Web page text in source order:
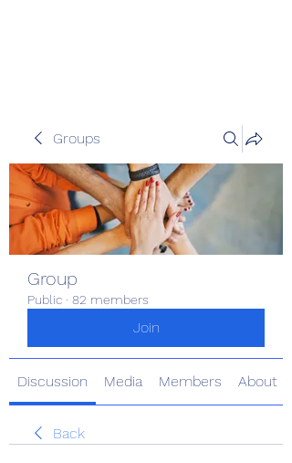
Groups
Group
Public · 82 members
Join
Discussion Media Members About
Back